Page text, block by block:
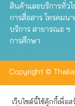
สินค้าและบริการทั่วไ
การสื่อสาร โทรคมน
บริการ สาธารณะ ฯ
การศึกษา
Copyright ©
เว็บไซต์นี้ใช้คุ้กกี้เพื่